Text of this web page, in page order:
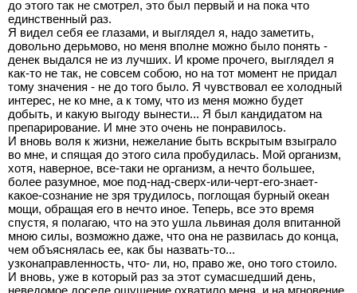
до этого так не смотрел, это был первый и на пока что
единственный раз.
Я видел себя ее глазами, и выглядел я, надо заметить,
довольно дерьмово, но меня вполне можно было понять -
денек выдался не из лучших. И кроме прочего, выглядел я
как-то не так, не совсем собою, но на тот момент не придал
тому значения - не до того было. Я чувствовал ее холодный
интерес, не ко мне, а к тому, что из меня можно будет
добыть, и какую выгоду вынести... Я был кандидатом на
препарирование. И мне это очень не понравилось.
И вновь воля к жизни, нежелание быть вскрытым взыграло
во мне, и спящая до этого сила пробудилась. Мой организм,
хотя, наверное, все-таки не организм, а нечто большее,
более разумное, мое под-над-сверх-или-черт-его-знает-
какое-сознание не зря трудилось, поглощая бурный океан
мощи, обращая его в нечто иное. Теперь, все это время
спустя, я полагаю, что на это ушла львиная доля впитанной
мною силы, возможно даже, что она не развилась до конца,
чем объяснялась ее, как бы назвать-то...
узконаправленность, что- ли, но, право же, оно того стоило.
И вновь, уже в который раз за этот сумасшедший день,
неведомое доселе ощущение охватило меня, и на мгновение